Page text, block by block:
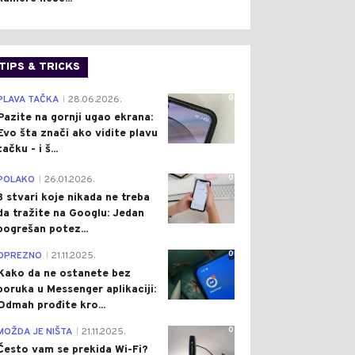
TIPS & TRICKS
0
TAČKA 28.06.2026.
na gornji ugao ekrana:
šta znači ako vidite plavu
- i š...
0
26.01.2026.
stvari koje nikada ne treba
tražite na Googlu: Jedan
potez...
0
21.11.2025.
da ne ostanete bez
u Messenger aplikaciji:
prođite kro...
0
JE NIŠTA 21.11.2025.
vam se prekida Wi-Fi?